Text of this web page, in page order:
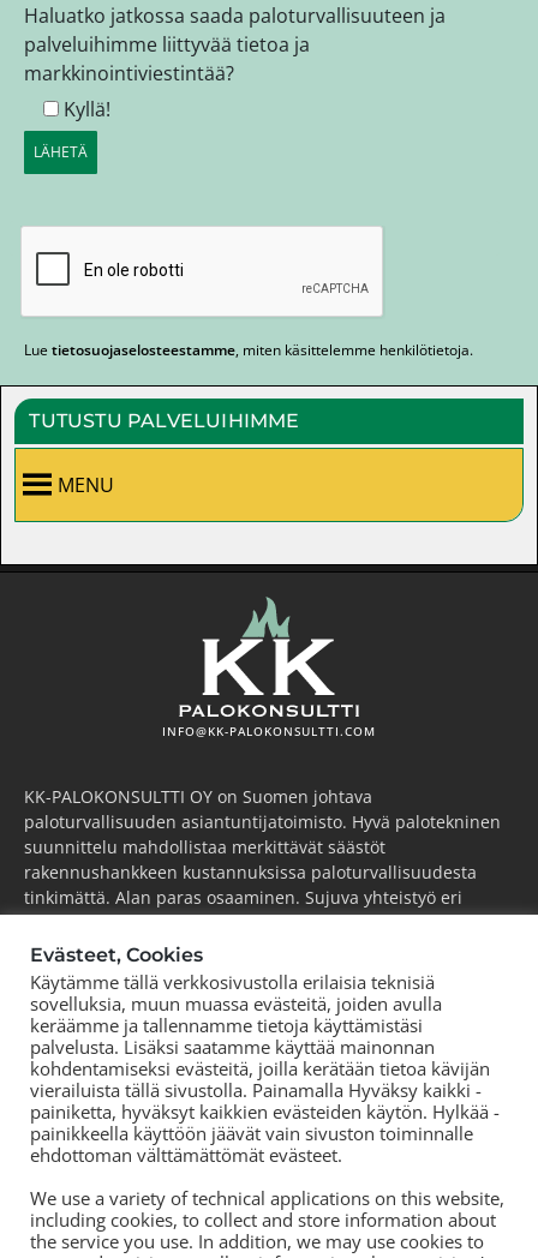
Haluatko jatkossa saada paloturvallisuuteen ja
palveluihimme liittyvää tietoa ja
markkinointiviestintää?
Kyllä!
Luetietosuojaselosteestamme, miten käsittelemme henkilötietoja.
TUTUSTU PALVELUIHIMME
MENU
INFO@KK-PALOKONSULTTI.COM
KK-PALOKONSULTTI OY on Suomen johtava
paloturvallisuuden asiantuntijatoimisto. Hyvä palotekninen
suunnittelu mahdollistaa merkittävät säästöt
rakennushankkeen kustannuksissa paloturvallisuudesta
tinkimättä. Alan paras osaaminen. Sujuva yhteistyö eri
osapuolten kanssa. Kilpailukykyinen hintataso. Tutkimme,
kehitämme ja viemme alaa aktiivisesti eteenpäin.
ESPOO(pääkonttori)
Puh.+358 44 752 0777
KOUVOLA
Puh.+358 44 752 0777
TORNIO
Puh.+358 50 572 8978
TAMPERE
+358 44 700 3239
Evästeet, Cookies
Käytämme tällä verkkosivustolla erilaisia teknisiä
sovelluksia, muun muassa evästeitä, joiden avulla
keräämme ja tallennamme tietoja käyttämistäsi
palvelusta. Lisäksi saatamme käyttää mainonnan
kohdentamiseksi evästeitä, joilla kerätään tietoa kävijän
vierailuista tällä sivustolla. Painamalla Hyväksy kaikki -
painiketta, hyväksyt kaikkien evästeiden käytön. Hylkää -
painikkeella käyttöön jäävät vain sivuston toiminnalle
ehdottoman välttämättömät evästeet.
We use a variety of technical applications on this website,
including cookies, to collect and store information about
the service you use. In addition, we may use cookies to